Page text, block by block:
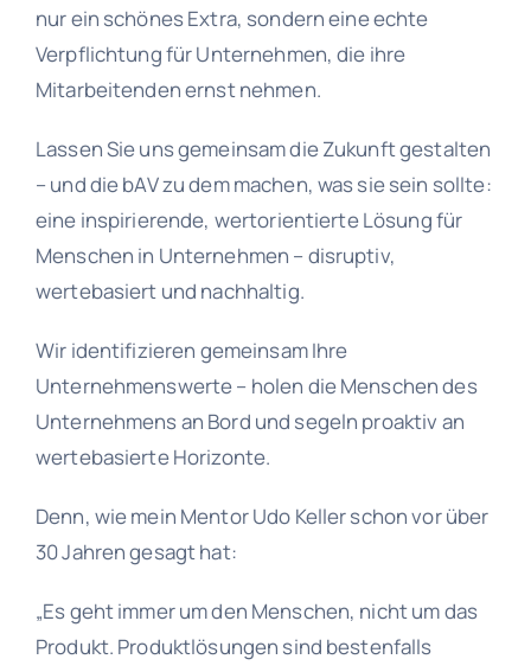
nur ein schönes Extra, sondern eine echte
Verpflichtung für Unternehmen, die ihre
Mitarbeitenden ernst nehmen.
Lassen Sie uns gemeinsam die Zukunft gestalten
– und die bAV zu dem machen, was sie sein sollte:
eine inspirierende, wertorientierte Lösung für
Menschen in Unternehmen – disruptiv,
wertebasiert und nachhaltig.
Wir identifizieren gemeinsam Ihre
Unternehmenswerte – holen die Menschen des
Unternehmens an Bord und segeln proaktiv an
wertebasierte Horizonte.
Denn, wie mein Mentor Udo Keller schon vor über
30 Jahren gesagt hat:
„Es geht immer um den Menschen, nicht um das
Produkt. Produktlösungen sind bestenfalls